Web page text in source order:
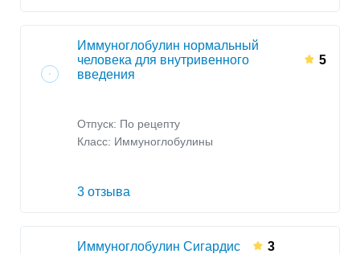
Иммуноглобулин нормальный
человека для внутривенного
введения
5
Отпуск: По рецепту
Класс: Иммуноглобулины
3 отзыва
Иммуноглобулин Сигардис 3